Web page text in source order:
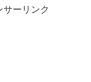
サーリンク